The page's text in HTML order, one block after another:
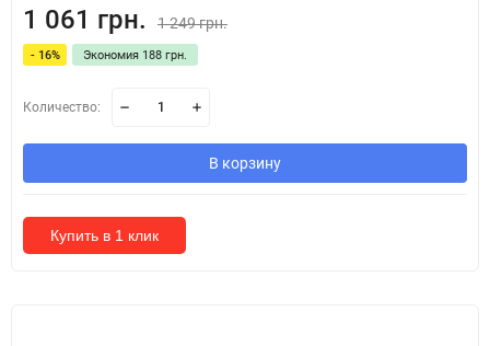
1 061 грн. 1 249 грн.
- 16% Экономия 188 грн.
Количество:
В корзину
Купить в 1 клик